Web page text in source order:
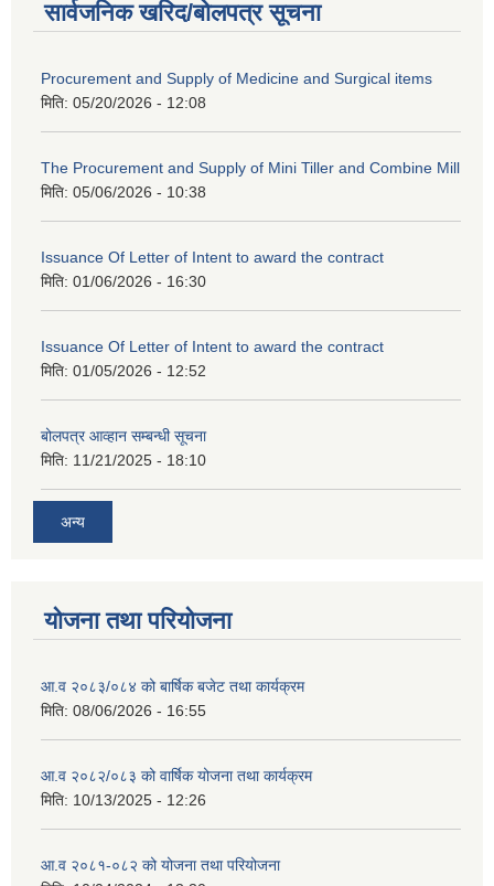
सार्वजनिक खरिद/बोलपत्र सूचना
Procurement and Supply of Medicine and Surgical items
मिति: 05/20/2026 - 12:08
The Procurement and Supply of Mini Tiller and Combine Mill
मिति: 05/06/2026 - 10:38
Issuance Of Letter of Intent to award the contract
मिति: 01/06/2026 - 16:30
Issuance Of Letter of Intent to award the contract
मिति: 01/05/2026 - 12:52
बोलपत्र आव्हान सम्बन्धी सूचना
मिति: 11/21/2025 - 18:10
अन्य
योजना तथा परियोजना
आ.व २०८३/०८४ को बार्षिक बजेट तथा कार्यक्रम
मिति: 08/06/2026 - 16:55
आ.व २०८२/०८३ को वार्षिक योजना तथा कार्यक्रम
मिति: 10/13/2025 - 12:26
आ.व २०८१-०८२ को योजना तथा परियोजना